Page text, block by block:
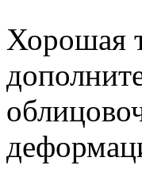
Хорошая